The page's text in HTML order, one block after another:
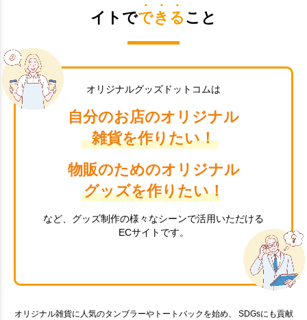
イトでできる こと
オリジナルグッズドットコムは
自分のお店のオリジナル
雑貨を作りたい！
物販のためのオリジナル
グッズを作りたい！
など、グッズ制作の様々なシーンで活用いただける
ECサイトです。
オリジナル雑貨に人気のタンブラーやトートバックを始め、 SDGsにも貢献